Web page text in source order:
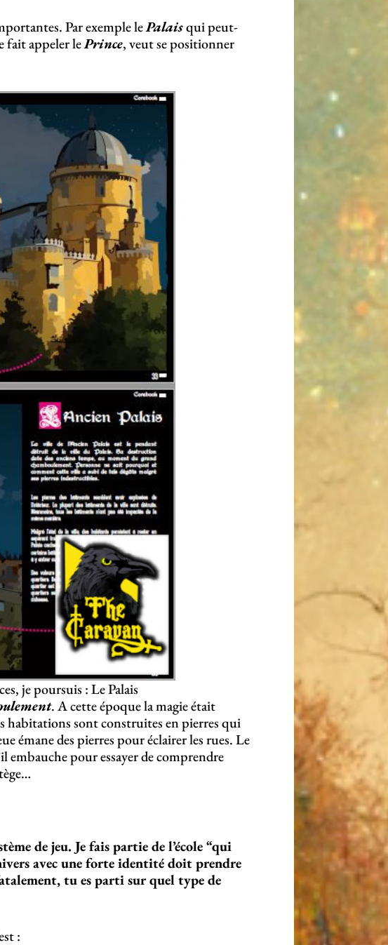
Par exemple lePalaisqui peut-
fait appeler lePrince, veut se positionner
je poursuis : Le Palais
. A cette époque la magie était
habitations sont construites en pierres qui
émane des pierres pour éclairer les rues. Le
embauche pour essayer de comprendre
de jeu. Je fais partie de l’école “qui
avec une forte identité doit prendre
tu es parti sur quel type de
: